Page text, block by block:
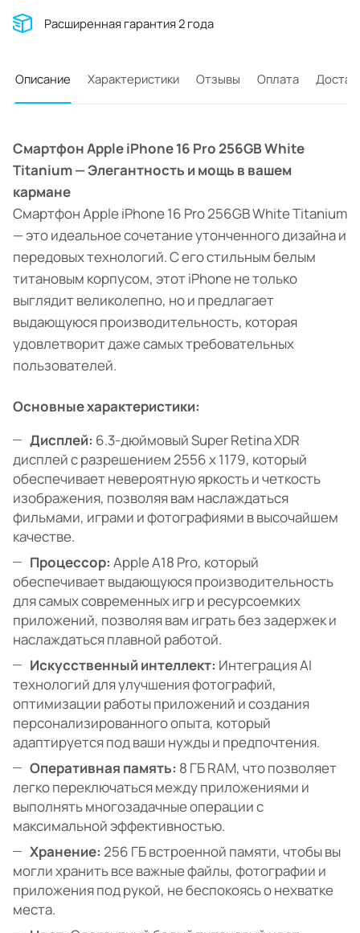
Расширенная гарантия 2 года
Описание Характеристики Отзывы Оплата
Смартфон Apple iPhone 16 Pro 256GB White
Titanium — Элегантность и мощь в вашем
кармане
Смартфон Apple iPhone 16 Pro 256GB White Titanium
— это идеальное сочетание утонченного дизайна и
передовых технологий. С его стильным белым
титановым корпусом, этот iPhone не только
выглядит великолепно, но и предлагает
выдающуюся производительность, которая
удовлетворит даже самых требовательных
пользователей.
Основные характеристики:
Дисплей: 6.3-дюймовый Super Retina XDR
дисплей с разрешением 2556 x 1179, который
обеспечивает невероятную яркость и четкость
изображения, позволяя вам наслаждаться
фильмами, играми и фотографиями в высочайшем
качестве.
Процессор: Apple A18 Pro, который
обеспечивает выдающуюся производительность
для самых современных игр и ресурсоемких
приложений, позволяя вам играть без задержек и
наслаждаться плавной работой.
Искусственный интеллект: Интеграция AI
технологий для улучшения фотографий,
оптимизации работы приложений и создания
персонализированного опыта, который
адаптируется под ваши нужды и предпочтения.
Оперативная память: 8 ГБ RAM, что позволяет
легко переключаться между приложениями и
выполнять многозадачные операции с
максимальной эффективностью.
Хранение: 256 ГБ встроенной памяти, чтобы вы
могли хранить все важные файлы, фотографии и
приложения под рукой, не беспокоясь о нехватке
места.